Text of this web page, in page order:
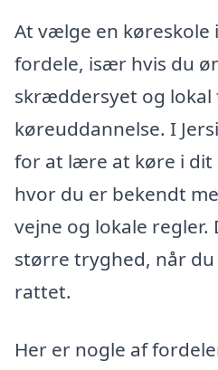
At vælge en køreskole
fordele, især hvis du
skræddersyet og lokal
køreuddannelse. I
for at lære at køre i
hvor du er bekendt
vejne og lokale regler.
større tryghed, når
rattet.
Her er nogle af